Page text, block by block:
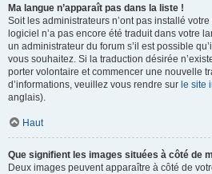
Ma langue n’apparaît pas dans la liste !
Soit les administrateurs n’ont pas installé
logiciel n’a pas encore été traduit dans votre
un administrateur du forum s’il est possible
vous souhaitez. Si la traduction désirée
porter volontaire et commencer une nouvelle
d’informations, veuillez vous rendre sur le site
anglais).
Haut
Que signifient les images situées à côté de
Deux images peuvent apparaître à côté de